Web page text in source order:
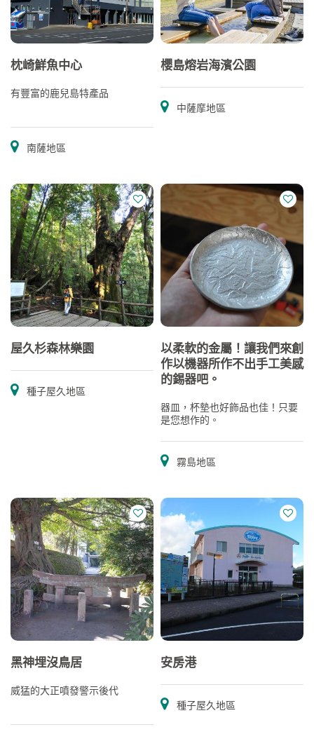
枕崎鮮魚中心
有豐富的鹿兒島特產品
南薩地區
櫻島熔岩海濱公園
中薩摩地區
屋久杉森林樂園
種子屋久地區
以柔軟的金屬！讓我們來創
作以機器所作不出手工美感
的錫器吧。
器皿，杯墊也好飾品也佳！只要
是您想作的。
霧島地區
黑神埋沒鳥居
威猛的大正噴發警示後代
安房港
種子屋久地區